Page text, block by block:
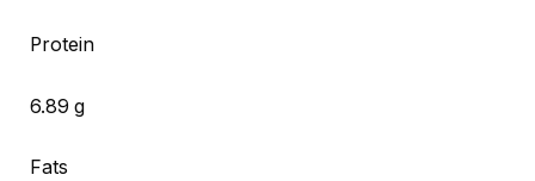
Protein
6.89 g
Fats